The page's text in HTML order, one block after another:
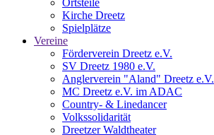
Ortsteile
Kirche Dreetz
Spielplätze
Vereine
Förderverein Dreetz e.V.
SV Dreetz 1980 e.V.
Anglerverein "Aland" Dreetz e.V.
MC Dreetz e.V. im ADAC
Country- & Linedancer
Volkssolidarität
Dreetzer Waldtheater